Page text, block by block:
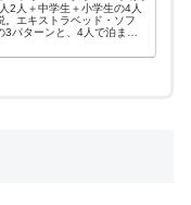
2人＋中学生＋小学生の4人
。エキストラベッド・ソフ
3パターンと、4人で泊まれ